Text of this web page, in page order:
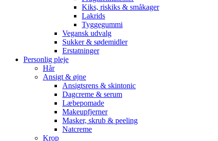
Kiks, riskiks & småkager
Lakrids
Tyggegummi
Vegansk udvalg
Sukker & sødemidler
Erstatninger
Personlig pleje
Hår
Ansigt & øjne
Ansigtsrens & skintonic
Dagcreme & serum
Læbepomade
Makeupfjerner
Masker, skrub & peeling
Natcreme
Krop